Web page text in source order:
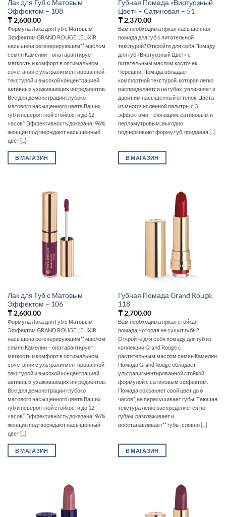
Лак для Губ с Матовым
Эффектом – 108
₸2,600.00
Формула Лака для Губ с Матовым
Эффектом GRAND ROUGE L’ELIXIR
насыщена регенерирующим** маслом
семян Камелии – она гарантирует
мягкость и комфорт в оптимальном
сочетании с ультрапигментированной
текстурой и высокой концентрацией
активных ухаживающих ингредиентов.
Все для демонстрации глубоко
матового насыщенного цвета Ваших
губ и невероятной стойкости до 12
часов*. Эффективность доказана: 96%
женщин подтверждают насыщенный
цвет [...]
В МАГАЗИН
Губная Помада «Виртуозный
Цвет» – Cатиновая – 51
₸2,370.00
Вам необходима яркая насыщенная
помада для губ с питательной
текстурой? Откройте для себя Помаду
для губ «Виртуозный Цвет» с
питательным маслом косточек
Черешни. Помада обладает
комфортной текстурой, которая легко
распределяется на губах, увлажняет и
дарит им насыщенный оттенок. Цвета
из многочисленной палитры с 3
эффектами – сияющим, сатиновым и
перламутровым, выгодно
подчеркивают форму губ, придавая [...]
В МАГАЗИН
Лак для Губ с Матовым
Эффектом – 106
₸2,600.00
Формула Лака для Губ с Матовым
Эффектом GRAND ROUGE L’ELIXIR
насыщена регенерирующим** маслом
семян Камелии – она гарантирует
мягкость и комфорт в оптимальном
сочетании с ультрапигментированной
текстурой и высокой концентрацией
активных ухаживающих ингредиентов.
Все для демонстрации глубоко
матового насыщенного цвета Ваших
губ и невероятной стойкости до 12
часов*. Эффективность доказана: 96%
женщин подтверждают насыщенный
цвет [...]
В МАГАЗИН
Губная Помада Grand Rouge,
118
₸2,700.00
Вам необходима яркая стойкая
помада, которая не сушит губы?
Откройте для себя помаду для губ из
коллекции Grand Rouge с
растительным маслом семян Камелии.
Помада Grand Rouge обладает
ультрапигментированной стойкой
формулой с сатиновым эффектом.
Помада сохраняет свой цвет до 6
часов*, не пересушивает губы. Тающая
текстура легко распределяется по
губам, разглаживает и
восстанавливает** губы‚ словно [...]
В МАГАЗИН